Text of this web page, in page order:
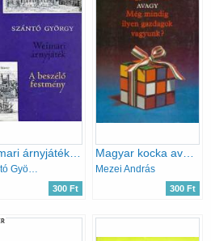
Weimari árnyjáték-A beszélő festmény
Szántó György
300 Ft
Magyar kocka avagy Még mindig ilyen gazdagok vagyunk?
Mezei András
300 Ft